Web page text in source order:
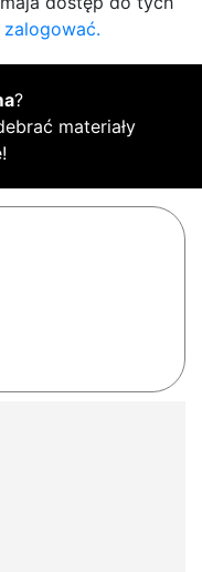
zalogować.
?
materiały